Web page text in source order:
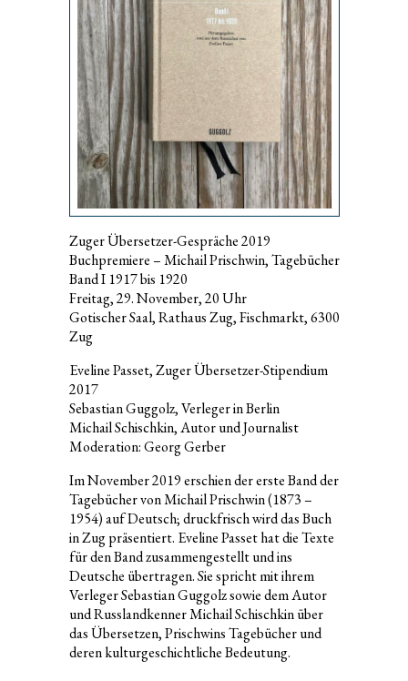
Zuger Übersetzer-Gespräche 2019
Buchpremiere – Michail Prischwin, Tagebücher
Band I 1917 bis 1920
Freitag, 29. November, 20 Uhr
Gotischer Saal, Rathaus Zug, Fischmarkt, 6300
Zug
Eveline Passet, Zuger Übersetzer-Stipendium
2017
Sebastian Guggolz, Verleger in Berlin
Michail Schischkin, Autor und Journalist
Moderation: Georg Gerber
Im November 2019 erschien der erste Band der
Tagebücher von Michail Prischwin (1873 –
1954) auf Deutsch; druckfrisch wird das Buch
in Zug präsentiert. Eveline Passet hat die Texte
für den Band zusammengestellt und ins
Deutsche übertragen. Sie spricht mit ihrem
Verleger Sebastian Guggolz sowie dem Autor
und Russlandkenner Michail Schischkin über
das Übersetzen, Prischwins Tagebücher und
deren kulturgeschichtliche Bedeutung.